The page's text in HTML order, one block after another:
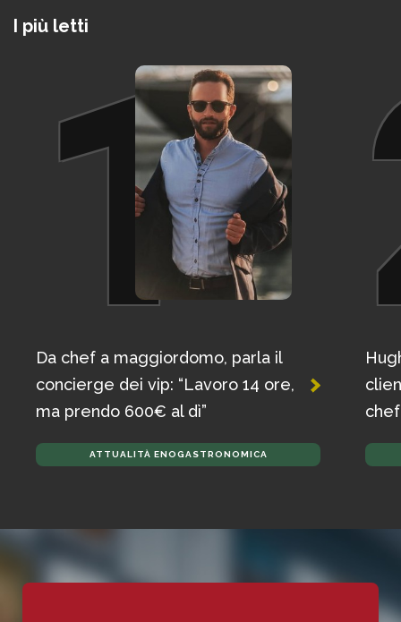
I più letti1
Da chef a maggiordomo, parla il
concierge dei vip: “Lavoro 14 ore,
ma prendo 600€ al dì”
ATTUALITÀ ENOGASTRONOMICA